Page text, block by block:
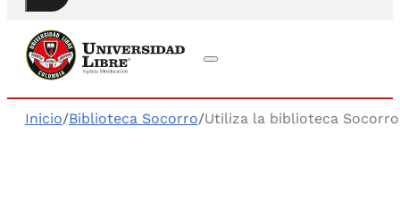
Inicio/Biblioteca Socorro/Utiliza la biblioteca Socorro